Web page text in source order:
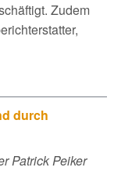
Zudem
durch
Patrick Peiker